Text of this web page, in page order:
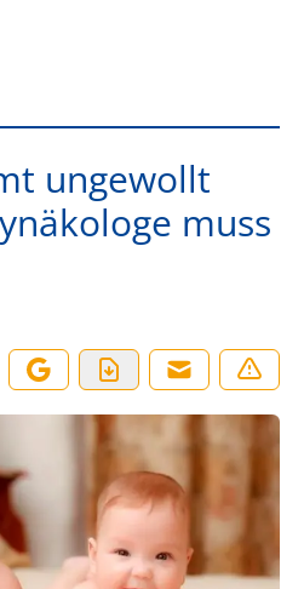
ungewollt
muss